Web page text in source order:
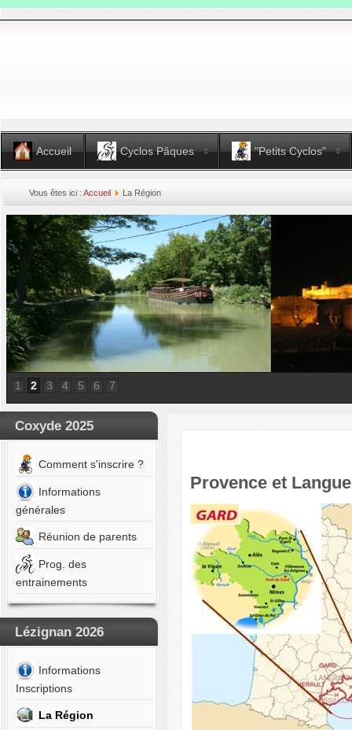
Accueil Cyclos Pâques "Petits Cyclos"
Vous êtes ici : Accueil La Région
1 2 3 4 5 6 7
Coxyde 2025
Comment s'inscrire ?
Informations
générales
Réunion de parents
Prog. des
entrainements
Lézignan 2026
Informations
Inscriptions
La Région
Provence et